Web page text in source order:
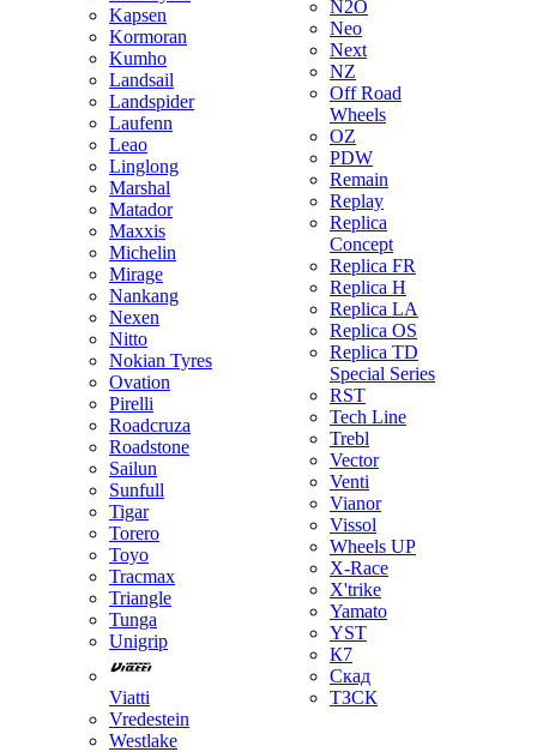
Kapsen
Kormoran
Kumho
Landsail
Landspider
Laufenn
Leao
Linglong
Marshal
Matador
Maxxis
Michelin
Mirage
Nankang
Nexen
Nitto
Nokian Tyres
Ovation
Pirelli
Roadcruza
Roadstone
Sailun
Sunfull
Tigar
Torero
Toyo
Tracmax
Triangle
Tunga
Unigrip
Viatti
Vredestein
Westlake
N2O
Neo
Next
NZ
Off Road
Wheels
OZ
PDW
Remain
Replay
Replica
Concept
Replica FR
Replica H
Replica LA
Replica OS
Replica TD
Special Series
RST
Tech Line
Trebl
Vector
Venti
Vianor
Vissol
Wheels UP
X-Race
X'trike
Yamato
YST
К7
Скад
ТЗСК